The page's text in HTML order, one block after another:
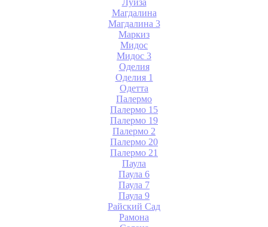
Магдалина
Магдалина 3
Маркиз
Мидос
Мидос 3
Оделия
Оделия 1
Одетта
Палермо
Палермо 15
Палермо 19
Палермо 2
Палермо 20
Палермо 21
Паула
Паула 6
Паула 7
Паула 9
Райский Сад
Рамона